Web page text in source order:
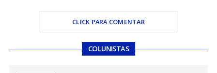
CLICK PARA COMENTAR
COLUNISTAS